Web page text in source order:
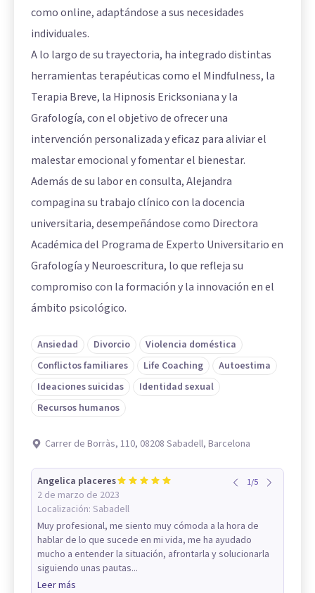
como online, adaptándose a sus necesidades
individuales.
A lo largo de su trayectoria, ha integrado distintas
herramientas terapéuticas como el Mindfulness, la
Terapia Breve, la Hipnosis Ericksoniana y la
Grafología, con el objetivo de ofrecer una
intervención personalizada y eficaz para aliviar el
malestar emocional y fomentar el bienestar.
Además de su labor en consulta, Alejandra
compagina su trabajo clínico con la docencia
universitaria, desempeñándose como Directora
Académica del Programa de Experto Universitario en
Grafología y Neuroescritura, lo que refleja su
compromiso con la formación y la innovación en el
ámbito psicológico.
Ansiedad Divorcio
Violencia doméstica
Conflictos familiares
Life Coaching
Autoestima
Ideaciones suicidas
Identidad sexual
Recursos humanos
Carrer de Borràs, 110, 08208 Sabadell, Barcelona
Angelica placeres
2 de marzo de 2023
Localización: Sabadell
1/5
Muy profesional, me siento muy cómoda a la hora de
hablar de lo que sucede en mi vida, me ha ayudado
mucho a entender la situación, afrontarla y solucionarla
siguiendo unas pautas...
Leer más